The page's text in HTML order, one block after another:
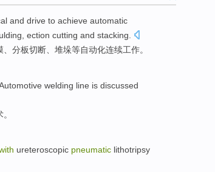
and drive to achieve automatic
ection cutting and stacking
、分板切断 、堆垛等自动化连续工作。
welding line is discussed
。
ureteroscopic pneumatic lithotripsy